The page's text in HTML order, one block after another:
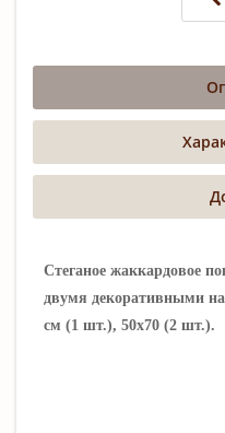
Стеганое жаккардовое
двумя декоративными
см (1 шт.), 50х70 (2 шт.).